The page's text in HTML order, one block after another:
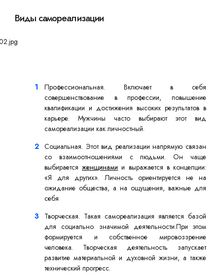
Виды самореализации
Профессиональная. Включает в себя
совершенствование в профессии, повышение
квалификации и достижения высоких результатов в
карьере. Мужчины часто выбирают этот вид
самореализации как личностный.
Социальная. Этот вид реализации напрямую связан
со взаимоотношениями с людьми. Он чаще
выбираетсяженщинами и выражается в концепции:
«Я для других». Личность ориентируется не на
ожидание общества, а на ощущения, важные для
себя
Творческая. Такая самореализация является базой
для социально значимой деятельности.При этом
формируется и собственное мировоззрение
человека. Творческая деятельность запускает
развитие материальной и духовной жизни, а также
технический прогресс.